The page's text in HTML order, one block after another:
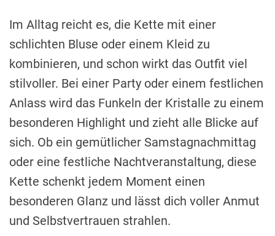
Im Alltag reicht es, die Kette mit einer
schlichten Bluse oder einem Kleid zu
kombinieren, und schon wirkt das Outfit viel
stilvoller. Bei einer Party oder einem festlichen
Anlass wird das Funkeln der Kristalle zu einem
besonderen Highlight und zieht alle Blicke auf
sich. Ob ein gemütlicher Samstagnachmittag
oder eine festliche Nachtveranstaltung, diese
Kette schenkt jedem Moment einen
besonderen Glanz und lässt dich voller Anmut
und Selbstvertrauen strahlen.